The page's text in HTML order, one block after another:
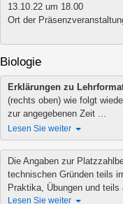
13.10.22 um 18.00
Ort der
Biologie
Erklärungen zu
(rechts oben) wie folgt
zur angegebenen Zeit ...
Lesen Sie weiter
Die Angaben zur
technischen Gründen teils
Praktika, Übungen und teils
Lesen Sie weiter